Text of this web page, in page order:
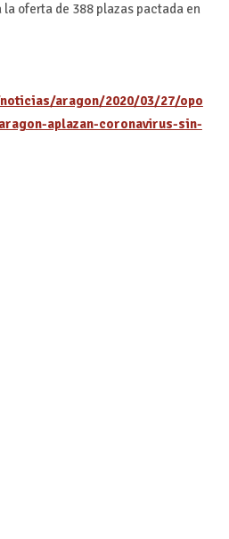
oferta de 388 plazas pactada en
aragon/2020/03/27/opo
aplazan-coronavirus-sin-